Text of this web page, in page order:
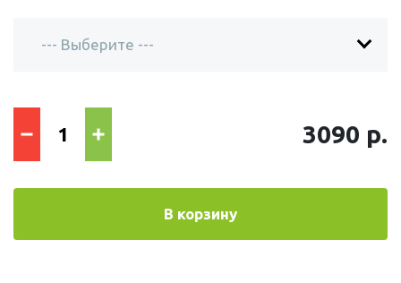
3090 р.
В корзину